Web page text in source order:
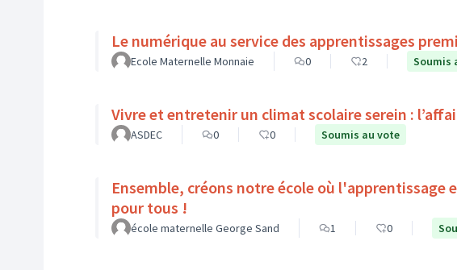
Le numérique au service des apprentissages
Ecole Maternelle Monnaie 0 2 Soumis
Vivre et entretenir un climat scolaire serein :
ASDEC 0 0 Soumis au vote
Ensemble, créons notre école où l'apprentissage
pour tous !
école maternelle George Sand 1 0